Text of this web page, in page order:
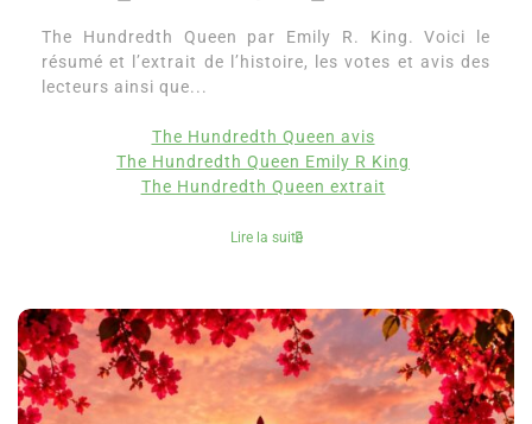
The Hundredth Queen par Emily R. King. Voici le
résumé et l’extrait de l’histoire, les votes et avis des
lecteurs ainsi que...
The Hundredth Queen avis
The Hundredth Queen Emily R King
The Hundredth Queen extrait
Lire la suite